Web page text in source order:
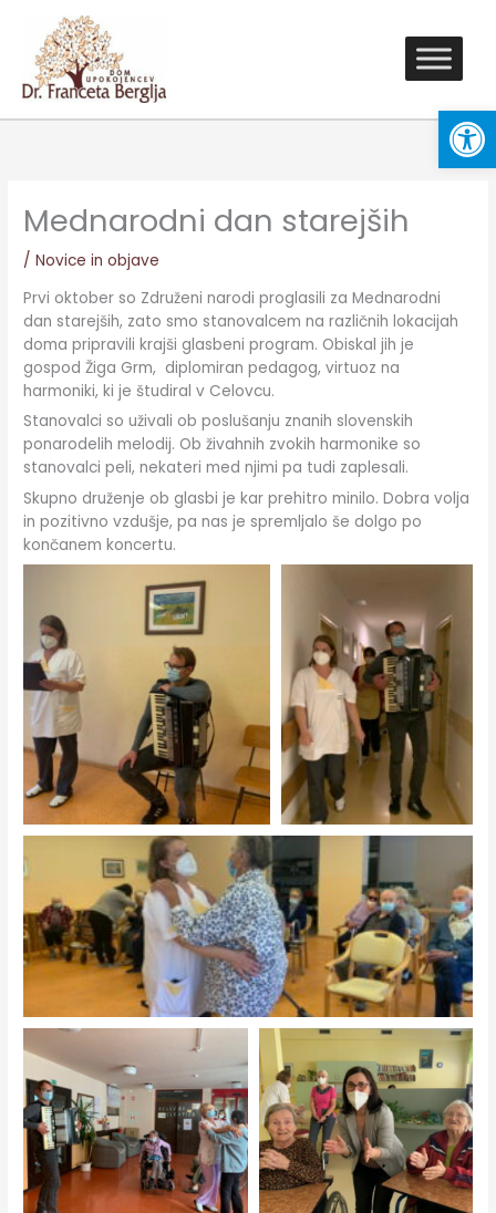
content
Mednarodni dan starejših
/Novice in objave
Prvi oktober so Združeni narodi proglasili za Mednarodni
dan starejših, zato smo stanovalcem na različnih lokacijah
doma pripravili krajši glasbeni program. Obiskal jih je
gospod Žiga Grm, diplomiran pedagog, virtuoz na
harmoniki, ki je študiral v Celovcu.
Stanovalci so uživali ob poslušanju znanih slovenskih
ponarodelih melodij. Ob živahnih zvokih harmonike so
stanovalci peli, nekateri med njimi pa tudi zaplesali.
Skupno druženje ob glasbi je kar prehitro minilo. Dobra volja
in pozitivno vzdušje, pa nas je spremljalo še dolgo po
končanem koncertu.